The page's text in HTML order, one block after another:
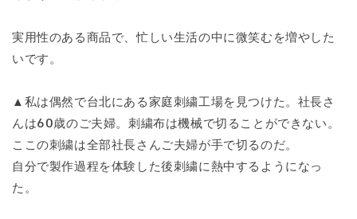
実用性のある商品で、忙しい生活の中に微笑むを増やした
いです。
▲私は偶然で台北にある家庭刺繍工場を見つけた。社長さ
んは60歳のご夫婦。刺繍布は機械で切ることができない。
ここの刺繍は全部社長さんご夫婦が手で切るのだ。
自分で製作過程を体験した後刺繍に熱中するようになっ
た。